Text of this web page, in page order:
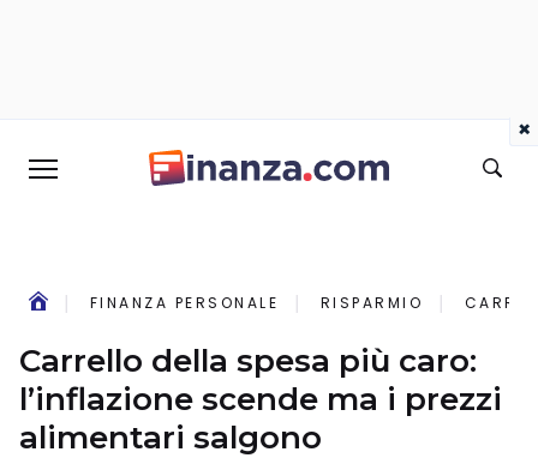
FINANZA PERSONALE RISPARMIO
Carrello della spesa più caro:
l’inflazione scende ma i prezzi
alimentari salgono
×